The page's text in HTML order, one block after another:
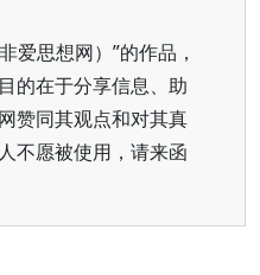
爱思想网）”的作品，
的在于分享信息、助
赞同其观点和对其真
不愿被使用，请来函